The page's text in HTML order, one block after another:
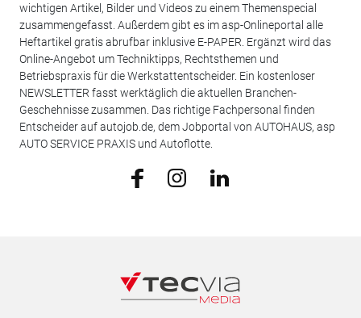
wichtigen Artikel, Bilder und Videos zu einem Themenspecial
zusammengefasst. Außerdem gibt es im asp-Onlineportal alle
Heftartikel gratis abrufbar inklusive E-PAPER. Ergänzt wird das
Online-Angebot um Techniktipps, Rechtsthemen und
Betriebspraxis für die Werkstattentscheider. Ein kostenloser
NEWSLETTER fasst werktäglich die aktuellen Branchen-
Geschehnisse zusammen. Das richtige Fachpersonal finden
Entscheider auf autojob.de, dem Jobportal von AUTOHAUS, asp
AUTO SERVICE PRAXIS und Autoflotte.